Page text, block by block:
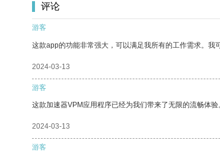
评论
游客
这款app的功能非常强大，可以满足我所有的工作需求。我
2024-03-13
游客
这款加速器VPM应用程序已经为我们带来了无限的流畅体验
2024-03-13
游客